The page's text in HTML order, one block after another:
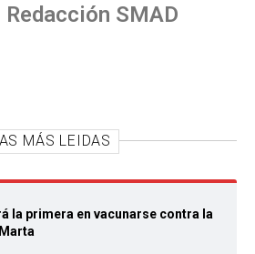
Redacción SMAD
MÁS LEIDAS
la primera en vacunarse contra la